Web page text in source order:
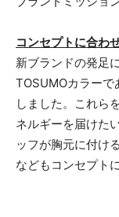
コンセプトに合わ
新ブランドの発足
TOSUMOカラーで
しました。これら
ネルギーを届けた
ッフが胸元に付け
などもコンセプト